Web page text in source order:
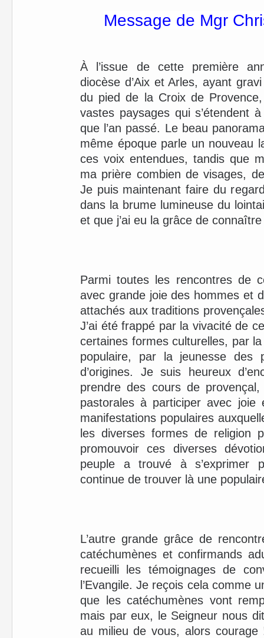
Message de Mgr
À l’issue de cette première
diocèse d’Aix et Arles, ayant
du pied de la Croix de
vastes paysages qui s’étendent
que l’an passé. Le beau
même époque parle un nouveau
ces voix entendues, tandis que
ma prière combien de visages,
Je puis maintenant faire du
dans la brume lumineuse du
et que j’ai eu la grâce de
Parmi toutes les rencontres de
avec grande joie des hommes et
attachés aux traditions
J’ai été frappé par la vivacité de
certaines formes culturelles, par
populaire, par la jeunesse des
d’origines. Je suis heureux
prendre des cours de
pastorales à participer avec joie
manifestations populaires
les diverses formes de religion
promouvoir ces diverses
peuple a trouvé à s’exprimer
continue de trouver là une
L’autre grande grâce de
catéchumènes et confirmands
recueilli les témoignages de
l’Evangile. Je reçois cela comme
que les catéchumènes vont
mais par eux, le Seigneur nous
au milieu de vous, alors courage